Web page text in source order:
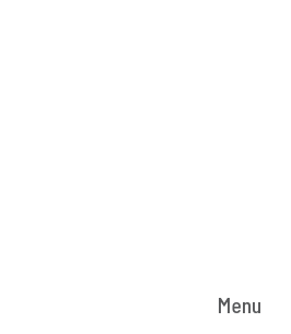
Menu